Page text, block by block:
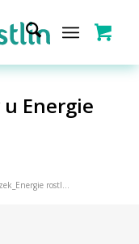
u Energie
rostl...